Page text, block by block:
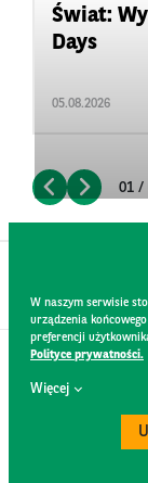
Świat:
Days
05.08.2026
01 /
W naszym serwisie
urządzenia
preferencji
Polityce prywatności.
Więcej
KONTAKT
REGULAMIN STRONY
POLITYKA